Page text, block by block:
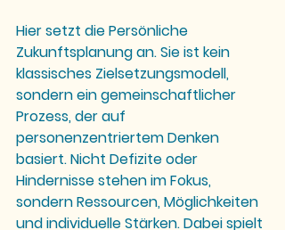
Hier setzt die Persönliche
Zukunftsplanung an. Sie ist kein
klassisches Zielsetzungsmodell,
sondern ein gemeinschaftlicher
Prozess, der auf
personenzentriertem Denken
basiert. Nicht Defizite oder
Hindernisse stehen im Fokus,
sondern Ressourcen, Möglichkeiten
und individuelle Stärken. Dabei spielt